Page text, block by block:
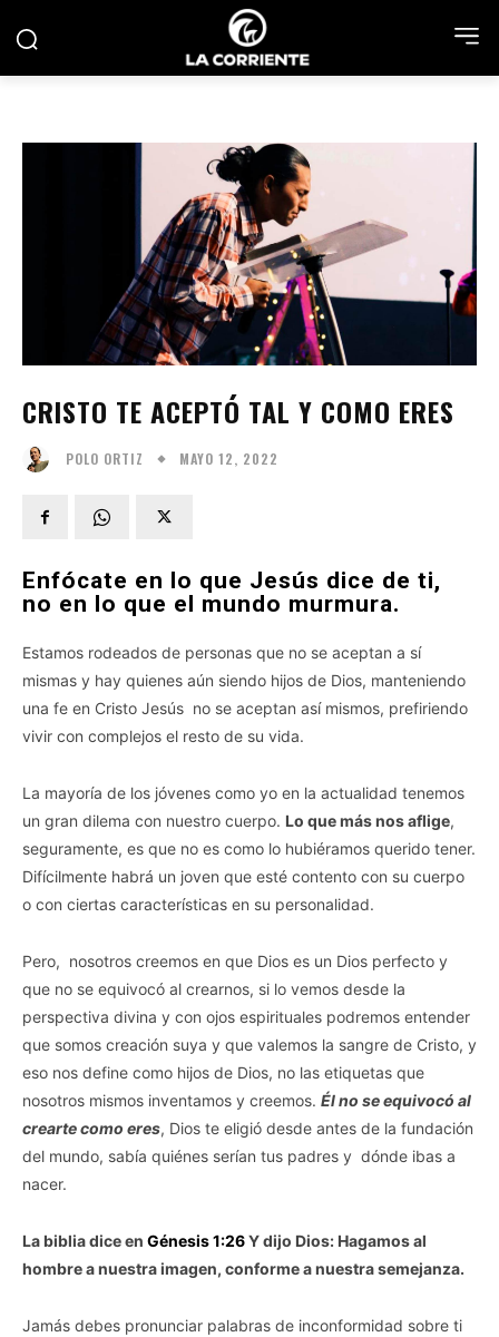
CRISTO TE ACEPTÓ TAL Y COMO ERES
POLO ORTIZ MAYO 12, 2022
Enfócate en lo que Jesús dice de ti,
no en lo que el mundo murmura.
Estamos rodeados de personas que no se aceptan a sí
mismas y hay quienes aún siendo hijos de Dios, manteniendo
una fe en Cristo Jesús no se aceptan así mismos, prefiriendo
vivir con complejos el resto de su vida.
La mayoría de los jóvenes como yo en la actualidad tenemos
un gran dilema con nuestro cuerpo. Lo que más nos aflige,
seguramente, es que no es como lo hubiéramos querido tener.
Difícilmente habrá un joven que esté contento con su cuerpo
o con ciertas características en su personalidad.
Pero, nosotros creemos en que Dios es un Dios perfecto y
que no se equivocó al crearnos, si lo vemos desde la
perspectiva divina y con ojos espirituales podremos entender
que somos creación suya y que valemos la sangre de Cristo, y
eso nos define como hijos de Dios, no las etiquetas que
nosotros mismos inventamos y creemos. Él no se equivocó al
crearte como eres, Dios te eligió desde antes de la fundación
del mundo, sabía quiénes serían tus padres y dónde ibas a
nacer.
La biblia dice en Génesis 1:26Y dijo Dios: Hagamos al
hombre a nuestra imagen, conforme a nuestra semejanza.
Jamás debes pronunciar palabras de inconformidad sobre ti